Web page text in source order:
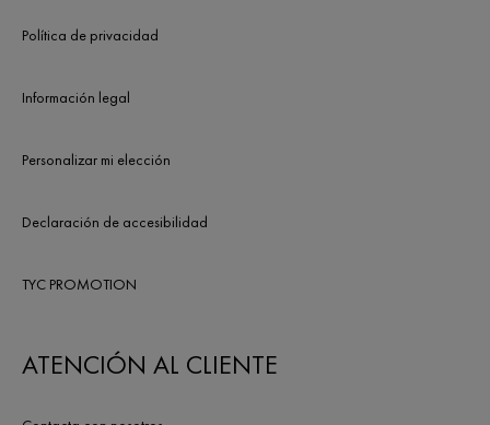
Política de privacidad
Información legal
Personalizar mi elección
Declaración de accesibilidad
TYC PROMOTION
ATENCIÓN AL CLIENTE